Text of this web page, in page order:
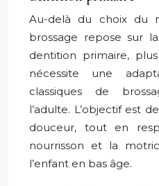
Au-delà du choix du
brossage repose sur
dentition primaire,
nécessite une
classiques de
l’adulte. L’objectif est
douceur, tout en
nourrisson et la
l’enfant en bas âge.